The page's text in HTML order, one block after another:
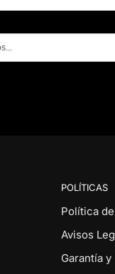
POLÍTICAS
Política
Avisos
Garantía y